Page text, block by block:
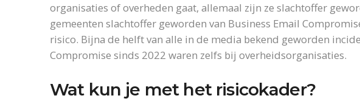
organisaties of overheden gaat, allemaal zijn ze slachtoffer
gemeenten slachtoffer geworden van Business Email
risico. Bijna de helft van alle in de media bekend geworden
Compromise sinds 2022 waren zelfs bij overheidsorganisaties.
Wat kun je met het risicokader?